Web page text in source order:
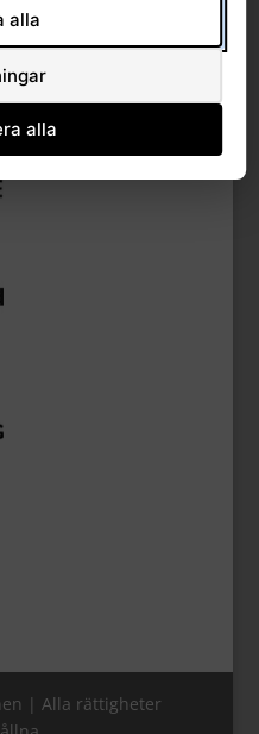
| Alla rättigheter
alla
alla